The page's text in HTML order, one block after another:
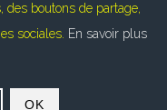
des boutons de partage,
sociales. En savoir plus
OK